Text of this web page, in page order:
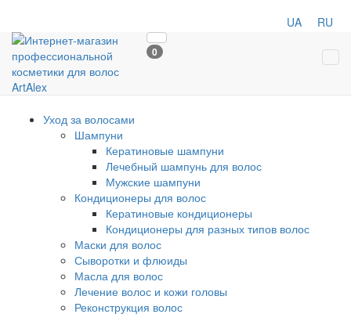
UA RU
0
Уход за волосами
Шампуни
Кератиновые шампуни
Лечебный шампунь для волос
Мужские шампуни
Кондиционеры для волос
Кератиновые кондиционеры
Кондиционеры для разных типов волос
Маски для волос
Сыворотки и флюиды
Масла для волос
Лечение волос и кожи головы
Реконструкция волос